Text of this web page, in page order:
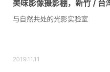
美味影像摄影棚，新竹 / 台
与自然共处的光影实验室
2019.11.11